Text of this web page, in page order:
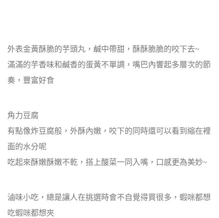
外表金黃酥脆的芋頭丸，鹹中帶甜，酥酥脆脆的咬下去~
滿滿的芋香味和鹹香的蛋黃不單調，嘴巴內響起多層次的節
奏，豐富好食
角力豆腐
有點像炸豆腐般，外酥內嫩，咬下的同時還可以看到縮在裡
面的水分呢
吃起來酥嫩酥嫩不乾，搭上酸菜一同入嘴，口感更為美妙~
滷味小吃，總是讓人在挑選時會不自覺得買很多，蝦咪都想
吃蝦咪都想夾